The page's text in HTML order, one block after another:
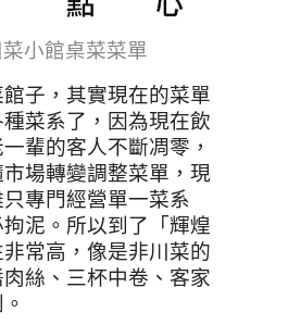
小館桌菜菜單
子，其實現在的菜單
菜系了，因為現在飲
輩的客人不斷凋零，
場轉變調整菜單，現
專門經營單一菜系
泥。所以到了「輝煌
常高，像是非川菜的
絲、三杯中卷、客家